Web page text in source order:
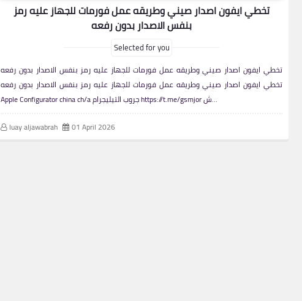
تخطي ايفون اصدار صيني وطريقه عمل فورمات للجهاز عليه رمز
بنفس الاصدار بدون رفعه
Selected for you
تخطي ايفون اصدار صيني وطريقه عمل فورمات للجهاز عليه رمز بنفس الاصدار بدون رفعه
تخطي ايفون اصدار صيني وطريقه عمل فورمات للجهاز عليه رمز بنفس الاصدار بدون رفعه
Apple Configurator china ch/a جروب التيليجرام https://t.me/gsmjor ش…
luay aljawabrah
01 April 2026